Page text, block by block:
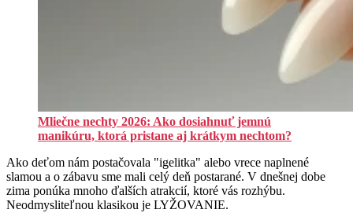
Mliečne nechty 2026: Ako dosiahnuť jemnú
manikúru, ktorá pristane aj krátkym nechtom?
Ako deťom nám postačovala "igelitka" alebo vrece naplnené
slamou a o zábavu sme mali celý deň postarané. V dnešnej dobe
zima ponúka mnoho ďalších atrakcií, ktoré vás rozhýbu.
Neodmysliteľnou klasikou je LYŽOVANIE.